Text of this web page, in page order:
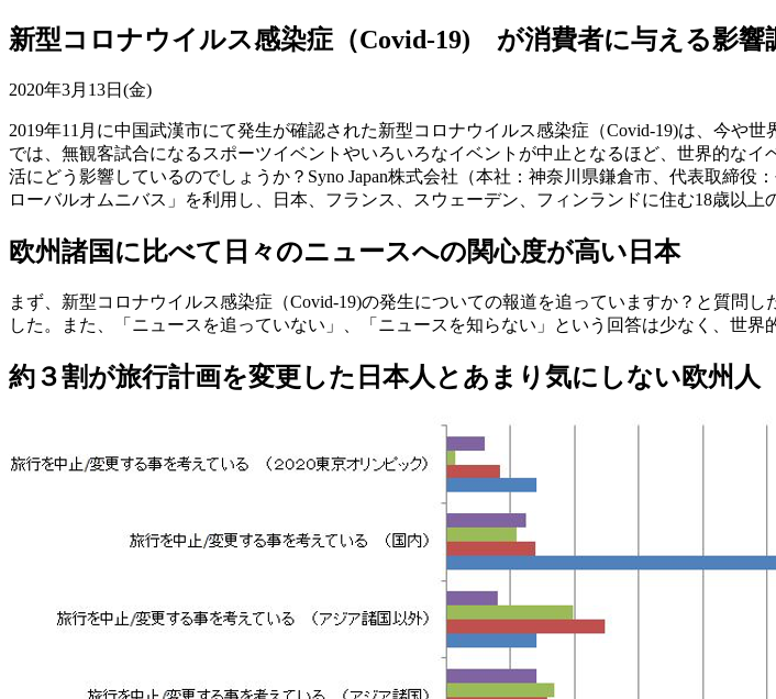
新型コロナウイルス感染症（Covid-19) が消費者に与える影響
2020年3月13日(金)
2019年11月に中国武漢市にて発生が確認された新型コロナウイルス感染症（Covid-19)は、今や
では、無観客試合になるスポーツイベントやいろいろなイベントが中止となるほど、世界的な
活にどう影響しているのでしょうか？Syno Japan株式会社（本社：神奈川県鎌倉市、代表取締
ローバルオムニバス」を利用し、日本、フランス、スウェーデン、フィンランドに住む18歳以
欧州諸国に比べて日々のニュースへの関心度が高い日本
まず、新型コロナウイルス感染症（Covid-19)の発生についての報道を追っていますか？と質問
した。また、「ニュースを追っていない」、「ニュースを知らない」という回答は少なく、世界
約３割が旅行計画を変更した日本人とあまり気にしない欧州人